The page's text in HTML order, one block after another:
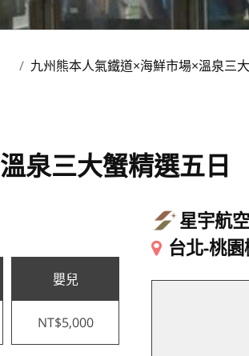
九州熊本人氣鐵道×海鮮市場×溫泉三
泉三大蟹精選五日
嬰兒
NT$5,000
星宇航空
台北-桃